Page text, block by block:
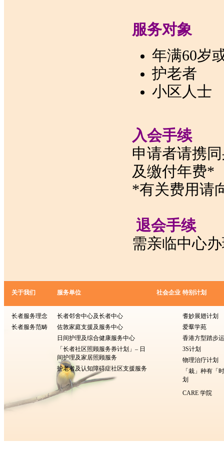
服务对象
年满60岁
护老者
小区人士
入会手续
申请者请携
及缴付年费*
*有关费用请
退会手续
需亲临中心
关于我们
长者服务理念
长者服务范畴
服务单位
长者邻舍中心及长者中心
佐敦家庭支援及服务中心
日间护理及综合健康服务中心
「长者社区照顾服务券计划」– 日
间护理及家居照顾服务
护老者及认知障碍症社区支援服务
社会企业 特别计划
耆妙展翅计划
爱羣学苑
香港方型​​踏步
3S计划
物理治疗计划
「栽」种有
划
CARE 学院